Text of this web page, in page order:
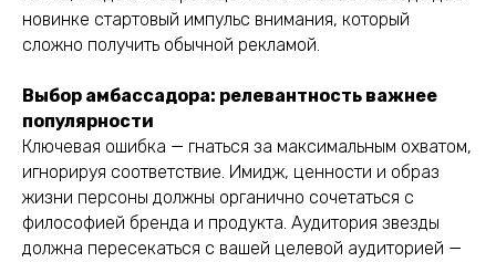
новинке стартовый импульс внимания, который
сложно получить обычной рекламой.
Выбор амбассадора: релевантность важнее
популярности
Ключевая ошибка — гнаться за максимальным охватом,
игнорируя соответствие. Имидж, ценности и образ
жизни персоны должны органично сочетаться с
философией бренда и продукта. Аудитория звезды
должна пересекаться с вашей целевой аудиторией —